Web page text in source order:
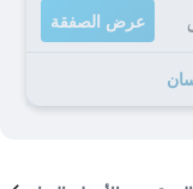
عرض الصفقة